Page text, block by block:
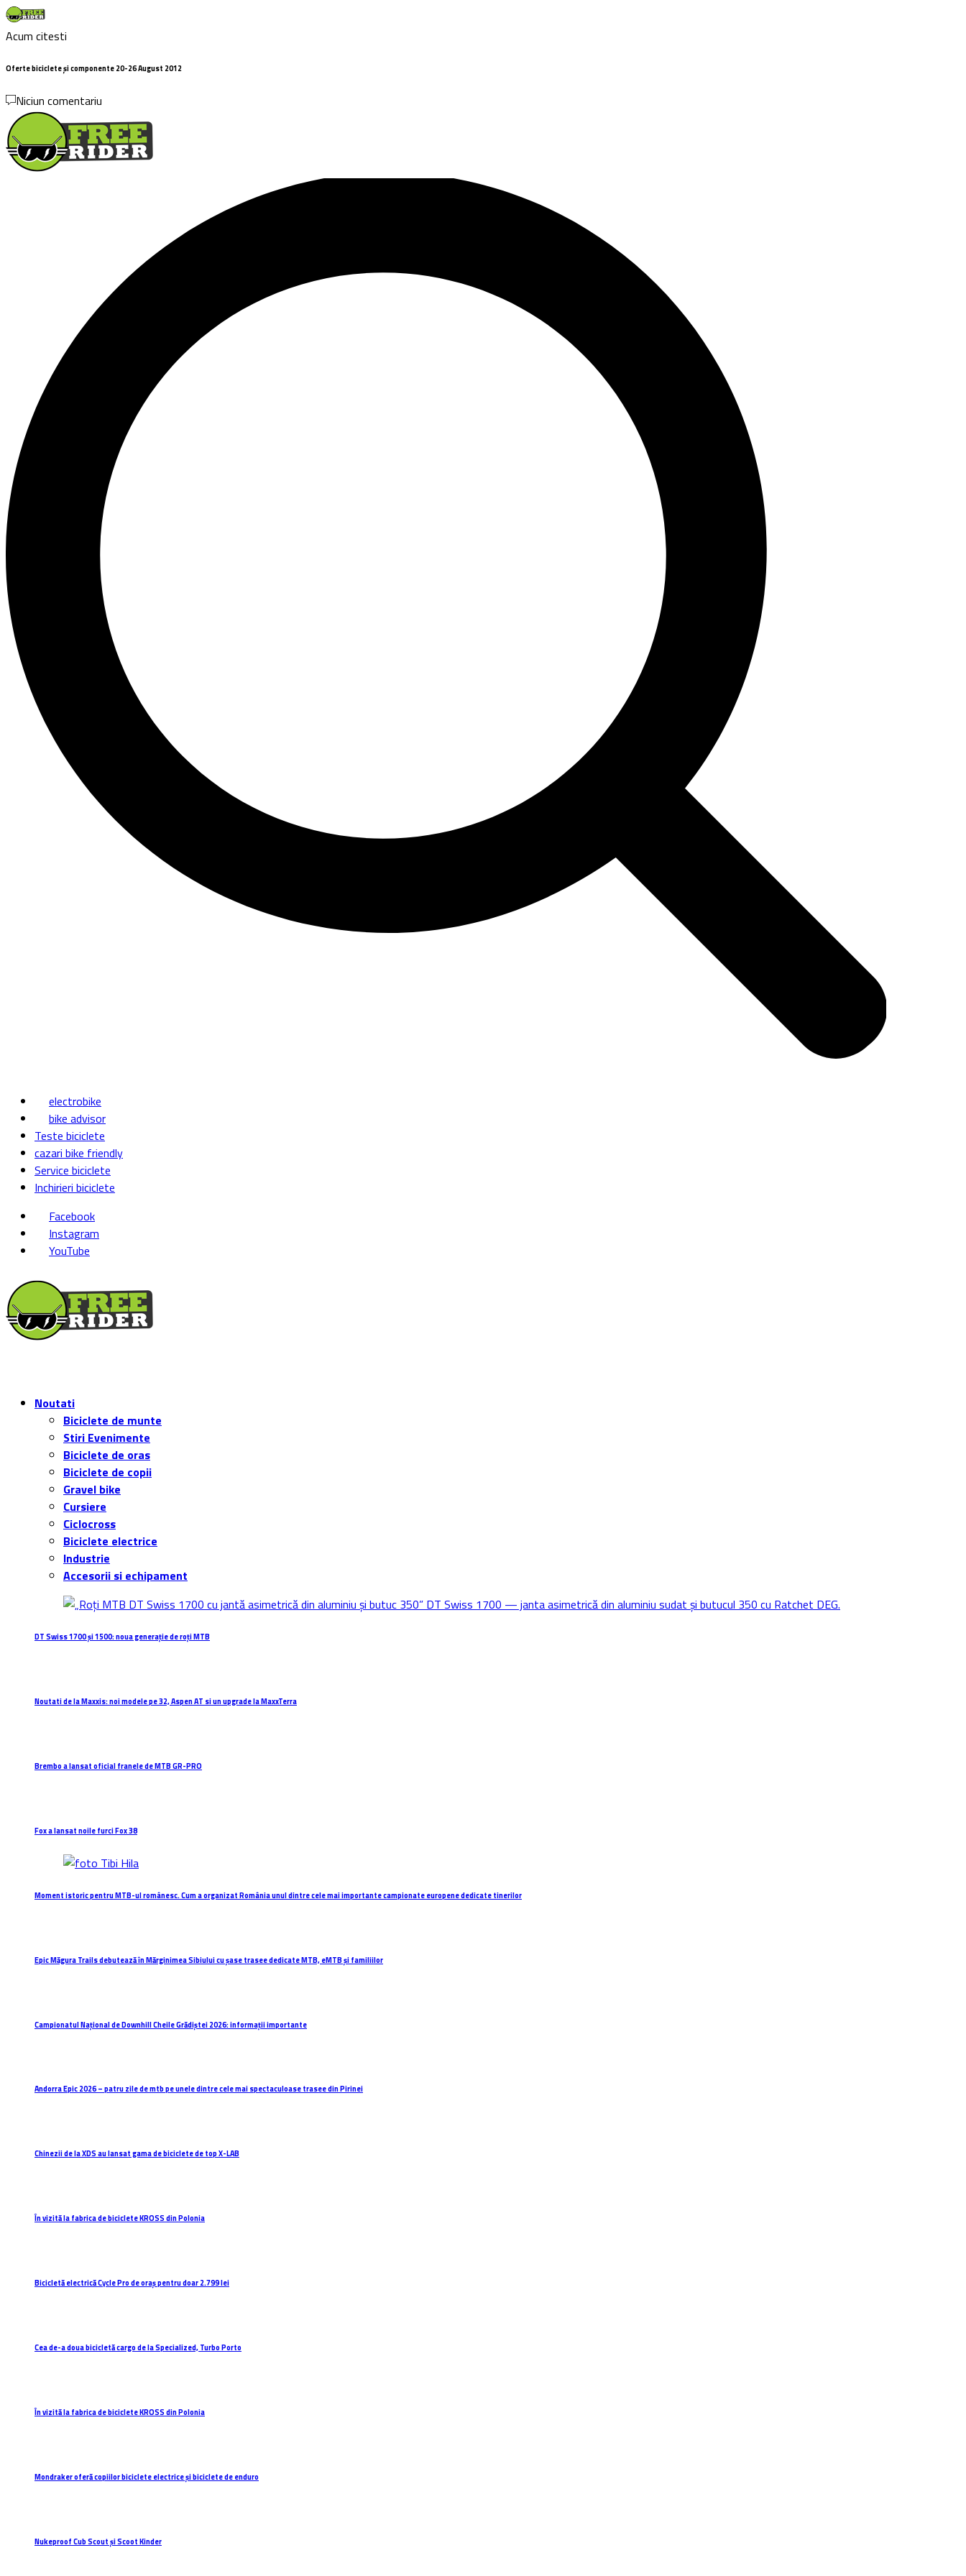
Acum citesti
Oferte biciclete și componente 20-26 August 2012
Niciun comentariu
electrobike
bike advisor
Teste biciclete
cazari bike friendly
Service biciclete
Inchirieri biciclete
Facebook
Instagram
YouTube
Noutati
Biciclete de munte
Stiri Evenimente
Biciclete de oras
Biciclete de copii
Gravel bike
Cursiere
Ciclocross
Biciclete electrice
Industrie
Accesorii si echipament
DT Swiss 1700 și 1500: noua generație de roți MTB
Noutati de la Maxxis: noi modele pe 32, Aspen AT si un upgrade la MaxxTerra
Brembo a lansat oficial franele de MTB GR-PRO
Fox a lansat noile furci Fox 38
Moment istoric pentru MTB-ul românesc. Cum a organizat România unul dintre cele mai importante campionate europene dedicate tinerilor
Epic Măgura Trails debutează în Mărginimea Sibiului cu șase trasee dedicate MTB, eMTB și familiilor
Campionatul Național de Downhill Cheile Grădiștei 2026: informații importante
Andorra Epic 2026 – patru zile de mtb pe unele dintre cele mai spectaculoase trasee din Pirinei
Chinezii de la XDS au lansat gama de biciclete de top X-LAB
În vizită la fabrica de biciclete KROSS din Polonia
Bicicletă electrică Cycle Pro de oraș pentru doar 2.799 lei
Cea de-a doua bicicletă cargo de la Specialized, Turbo Porto
În vizită la fabrica de biciclete KROSS din Polonia
Mondraker oferă copiilor biciclete electrice și biciclete de enduro
Nukeproof Cub Scout și Scoot Kinder